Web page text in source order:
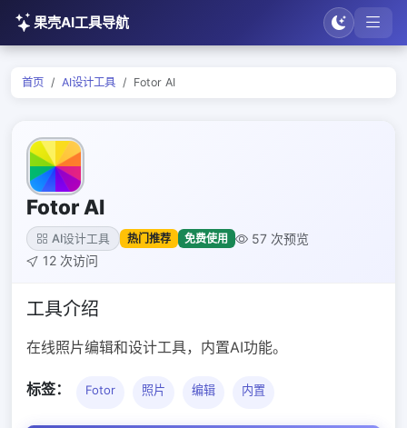
果壳AI工具导航
首页 AI设计工具 Fotor AI
Fotor AI
AI设计工具 热门推荐 免费使用
57 次预览
12 次访问
工具介绍
在线照片编辑和设计工具，内置AI功能。
标签： Fotor 照片 编辑 内置